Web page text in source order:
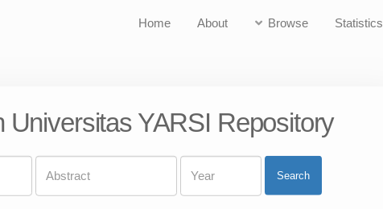
Home About Browse Statistics
Universitas YARSI Repository
Search